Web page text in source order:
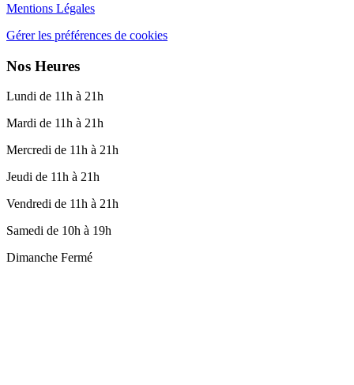
Mentions Légales
Gérer les préférences de cookies
Nos Heures
Lundi de 11h à 21h
Mardi de 11h à 21h
Mercredi de 11h à 21h
Jeudi de 11h à 21h
Vendredi de 11h à 21h
Samedi de 10h à 19h
Dimanche Fermé